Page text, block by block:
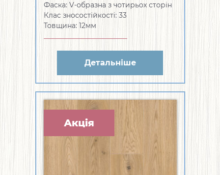
Фаска: V-образна з чотирьох сторін
Клас зносостійкості: 33
Товщина: 12мм
Детальніше
Акція